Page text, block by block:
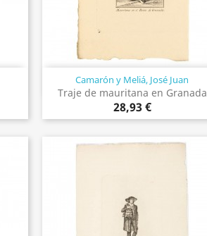
Camarón y Meliá, José Juan
Traje de mauritana en Granada
28,93 €
Vista rápida